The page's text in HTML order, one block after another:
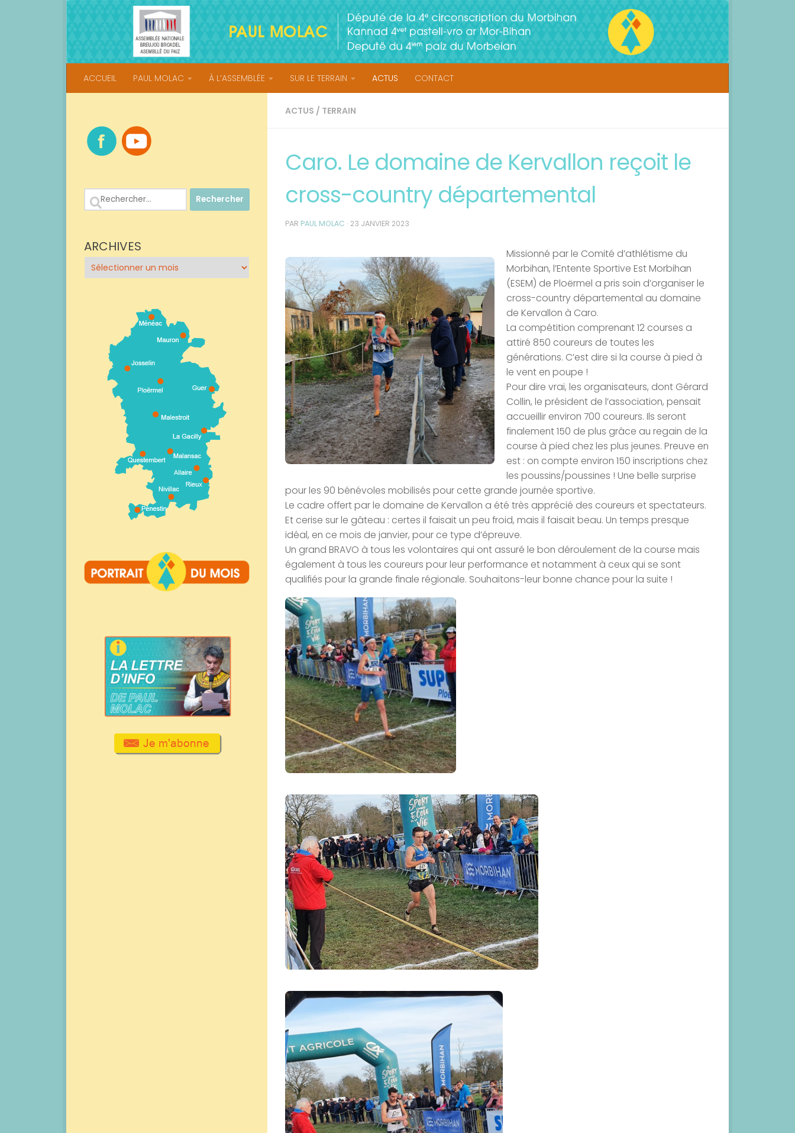
Skip to content
ACCUEIL PAUL MOLAC À L’ASSEMBLÉE SUR LE TERRAIN ACTUS CONTACT
ACTUS / TERRAIN
Caro. Le domaine de Kervallon reçoit le
cross-country départemental
PAR PAUL MOLAC · 23 JANVIER 2023
Missionné par le Comité d’athlétisme du
Morbihan, l’Entente Sportive Est Morbihan
(ESEM) de Ploërmel a pris soin d’organiser le
cross-country départemental au domaine
de Kervallon à Caro.
La compétition comprenant 12 courses a
attiré 850 coureurs de toutes les
générations. C’est dire si la course à pied à
le vent en poupe !
Pour dire vrai, les organisateurs, dont Gérard
Collin, le président de l’association, pensait
accueillir environ 700 coureurs. Ils seront
finalement 150 de plus grâce au regain de la
course à pied chez les plus jeunes. Preuve en
est : on compte environ 150 inscriptions chez
les poussins/poussines ! Une belle surprise
pour les 90 bénévoles mobilisés pour cette grande journée sportive.
Le cadre offert par le domaine de Kervallon a été très apprécié des coureurs et spectateurs.
Et cerise sur le gâteau : certes il faisait un peu froid, mais il faisait beau. Un temps presque
idéal, en ce mois de janvier, pour ce type d’épreuve.
Un grand BRAVO à tous les volontaires qui ont assuré le bon déroulement de la course mais
également à tous les coureurs pour leur performance et notamment à ceux qui se sont
qualifiés pour la grande finale régionale. Souhaitons-leur bonne chance pour la suite !
Rechercher :
ARCHIVES
Archives